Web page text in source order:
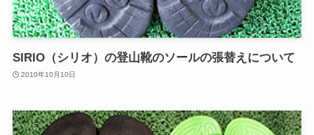
SIRIO（シリオ）の登山靴のソールの張替えについて
2010年10月10日